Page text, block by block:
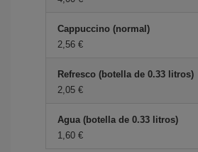
Cappuccino (normal)
2,56 €
Refresco (botella de 0.33 litros)
2,05 €
Agua (botella de 0.33 litros)
1,60 €